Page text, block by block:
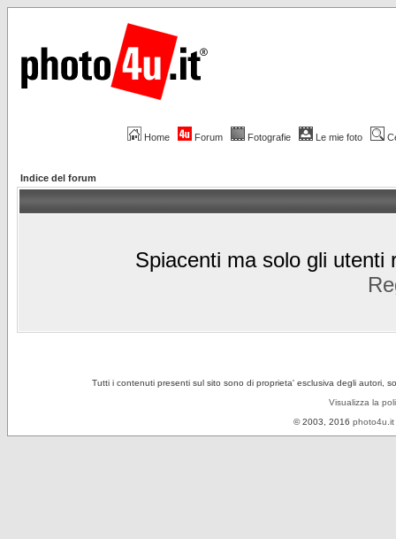
Home Forum Fotografie Le mie foto
Indice del forum
Spiacenti ma solo gli utenti
Tutti i contenuti presenti sul sito sono di proprieta' esclusiva degli autori,
Visualizza la
© 2003, 2016 photo4u.it